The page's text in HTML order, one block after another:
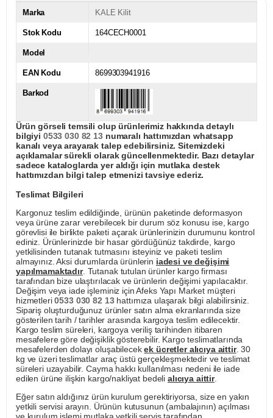
Marka KALE Kilit
Stok Kodu 164CECH0001
Model
EAN Kodu 8699303941916
Barkod
Ürün görseli temsili olup ürünlerimiz hakkında detaylı
bilgiyi 0533 030 82 13numaralı hattımızdan whatsapp
kanalı veya arayarak talep edebilirsiniz. Sitemizdeki
açıklamalar sürekli olarak güncellenmektedir. Bazı detaylar
sadece kataloglarda yer aldığı için mutlaka destek
hattımızdan bilgi talep etmenizi tavsiye ederiz.
Teslimat Bilgileri
Kargonuz teslim edildiğinde, ürünün paketinde deformasyon
veya ürüne zarar verebilecek bir durum söz konusu ise, kargo
görevlisi ile birlikte paketi açarak ürünlerinizin durumunu kontrol
ediniz. Ürünlerinizde bir hasar gördüğünüz takdirde, kargo
yetkilisinden tutanak tutmasını isteyiniz ve paketi teslim
almayınız. Aksi durumlarda ürünlerin iadesi ve değişimi
yapılmamaktadır. Tutanak tutulan ürünler kargo firması
tarafından bize ulaştırılacak ve ürünlerin değişimi yapılacaktır.
Değişim veya iade işleminiz için Afeks Yapı Market müşteri
hizmetleri0533 030 82 13hattımıza ulaşarak bilgi alabilirsiniz.
Sipariş oluşturduğunuz ürünler satın alma ekranlarında size
gösterilen tarih / tarihler arasında kargoya teslim edilecektir.
Kargo teslim süreleri, kargoya veriliş tarihinden itibaren
mesafelere göre değişiklik gösterebilir. Kargo teslimatlarında
mesafelerden dolayı oluşabilecekek ücretler alıcıya aittir. 30
kg ve üzeri teslimatlar araç üstü gerçekleşmektedir ve teslimat
süreleri uzayabilir. Cayma hakkı kullanılması nedeni ile iade
edilen ürüne ilişkin kargo/nakliyat bedeli alıcıya aittir.
Eğer satın aldığınız ürün kurulum gerektiriyorsa, size en yakın
yetkili servisi arayın. Ürünün kutusunun (ambalajının) açılması